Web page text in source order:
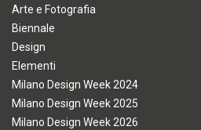
Arte e Fotografia
Biennale
Design
Elementi
Milano Design Week 2024
Milano Design Week 2025
Milano Design Week 2026